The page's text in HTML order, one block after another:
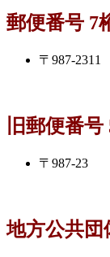
郵便番号 7
〒987-2311
旧郵便番号
〒987-23
地方公共団